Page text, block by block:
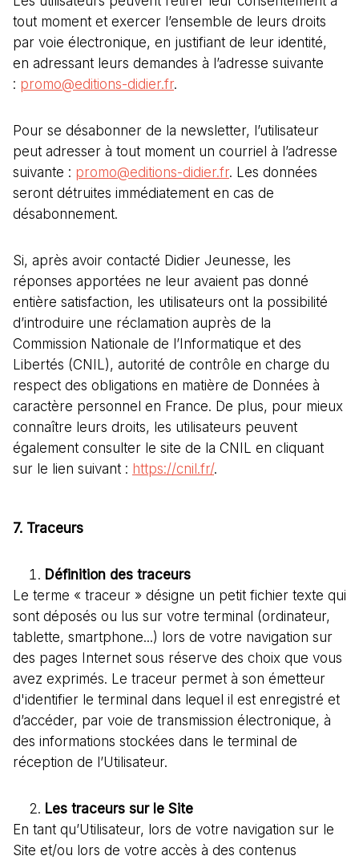
tout moment et exercer l’ensemble de leurs droits
par voie électronique, en justifiant de leur identité,
en adressant leurs demandes à l’adresse suivante
: promo@editions-didier.fr.
Pour se désabonner de la newsletter, l’utilisateur
peut adresser à tout moment un courriel à l’adresse
suivante : promo@editions-didier.fr. Les données
seront détruites immédiatement en cas de
désabonnement.
Si, après avoir contacté Didier Jeunesse, les
réponses apportées ne leur avaient pas donné
entière satisfaction, les utilisateurs ont la possibilité
d’introduire une réclamation auprès de la
Commission Nationale de l’Informatique et des
Libertés (CNIL), autorité de contrôle en charge du
respect des obligations en matière de Données à
caractère personnel en France. De plus, pour mieux
connaître leurs droits, les utilisateurs peuvent
également consulter le site de la CNIL en cliquant
sur le lien suivant : https://cnil.fr/.
7. Traceurs
Définition des traceurs
Le terme « traceur » désigne un petit fichier texte qui
sont déposés ou lus sur votre terminal (ordinateur,
tablette, smartphone...) lors de votre navigation sur
des pages Internet sous réserve des choix que vous
avez exprimés. Le traceur permet à son émetteur
d'identifier le terminal dans lequel il est enregistré et
d’accéder, par voie de transmission électronique, à
des informations stockées dans le terminal de
réception de l’Utilisateur.
Les traceurs sur le Site
En tant qu’Utilisateur, lors de votre navigation sur le
Site et/ou lors de votre accès à des contenus